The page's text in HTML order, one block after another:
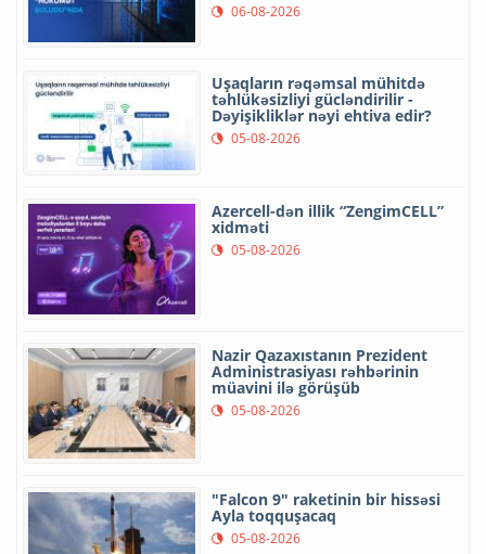
06-08-2026
Uşaqların rəqəmsal mühitdə
təhlükəsizliyi gücləndirilir -
Dəyişikliklər nəyi ehtiva edir?
05-08-2026
Azercell-dən illik “ZengimCELL”
xidməti
05-08-2026
Nazir Qazaxıstanın Prezident
Administrasiyası rəhbərinin
müavini ilə görüşüb
05-08-2026
"Falcon 9" raketinin bir hissəsi
Ayla toqquşacaq
05-08-2026